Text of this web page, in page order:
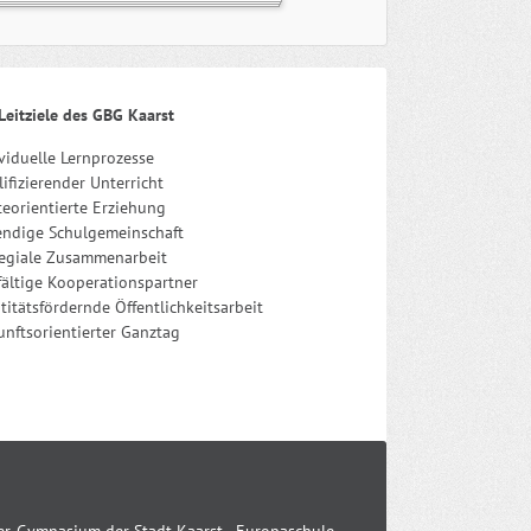
des GBG Kaarst
Lernprozesse
Unterricht
Erziehung
Schulgemeinschaft
Zusammenarbeit
Kooperationspartner
Öffentlichkeitsarbeit
Ganztag